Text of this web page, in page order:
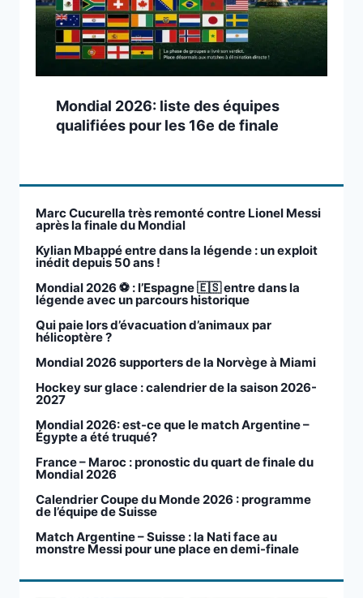
Mondial 2026: liste des équipes
qualifiées pour les 16e de finale
Marc Cucurella très remonté contre Lionel Messi
après la finale du Mondial
Kylian Mbappé entre dans la légende : un exploit
inédit depuis 50 ans !
Mondial 2026 ⚽️ : l’Espagne 🇪🇸 entre dans la
légende avec un parcours historique
Qui paie lors d’évacuation d’animaux par
hélicoptère ?
Mondial 2026 supporters de la Norvège à Miami
Hockey sur glace : calendrier de la saison 2026-
2027
Mondial 2026: est-ce que le match Argentine –
Égypte a été truqué?
France – Maroc : pronostic du quart de finale du
Mondial 2026
Calendrier Coupe du Monde 2026 : programme
de l’équipe de Suisse
Match Argentine – Suisse : la Nati face au
monstre Messi pour une place en demi-finale